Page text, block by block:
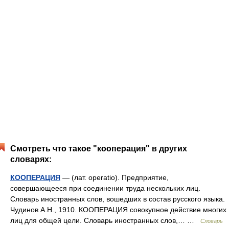
Смотреть что такое "кооперация" в других
словарях:
КООПЕРАЦИЯ — (лат. operatio). Предприятие,
совершающееся при соединении труда нескольких лиц.
Словарь иностранных слов, вошедших в состав русского языка.
Чудинов А.Н., 1910. КООПЕРАЦИЯ совокупное действие многих
лиц для общей цели. Словарь иностранных слов,… …
Словарь